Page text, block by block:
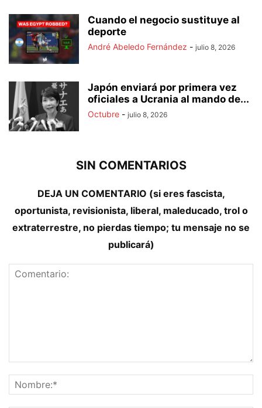
Cuando el negocio sustituye al
deporte
André Abeledo Fernández - julio 8, 2026
Japón enviará por primera vez
oficiales a Ucrania al mando de...
Octubre - julio 8, 2026
SIN COMENTARIOS
DEJA UN COMENTARIO (si eres fascista,
oportunista, revisionista, liberal, maleducado, trol o
extraterrestre, no pierdas tiempo; tu mensaje no se
publicará)